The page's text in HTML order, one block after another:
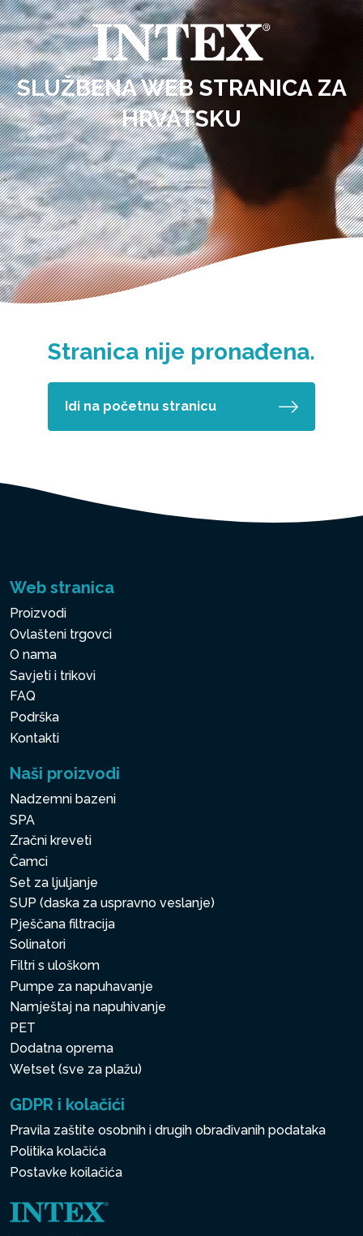
SLUŽBENA WEB STRANICA ZA
HRVATSKU
Stranica nije pronađena.
Idi na početnu stranicu
Web stranica
Proizvodi
Ovlašteni trgovci
O nama
Savjeti i trikovi
FAQ
Podrška
Kontakti
Naši proizvodi
Nadzemni bazeni
SPA
Zračni kreveti
Čamci
Set za ljuljanje
SUP (daska za uspravno veslanje)
Pješčana filtracija
Solinatori
Filtri s uloškom
Pumpe za napuhavanje
Namještaj na napuhivanje
PET
Dodatna oprema
Wetset (sve za plažu)
GDPR i kolačići
Pravila zaštite osobnih i drugih obrađivanih podataka
Politika kolačića
Postavke koilačića